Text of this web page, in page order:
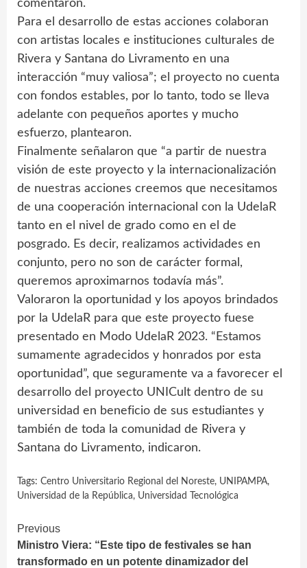
comentaron.
Para el desarrollo de estas acciones colaboran
con artistas locales e instituciones culturales de
Rivera y Santana do Livramento en una
interacción “muy valiosa”; el proyecto no cuenta
con fondos estables, por lo tanto, todo se lleva
adelante con pequeños aportes y mucho
esfuerzo, plantearon.
Finalmente señalaron que “a partir de nuestra
visión de este proyecto y la internacionalización
de nuestras acciones creemos que necesitamos
de una cooperación internacional con la UdelaR
tanto en el nivel de grado como en el de
posgrado. Es decir, realizamos actividades en
conjunto, pero no son de carácter formal,
queremos aproximarnos todavía más”.
Valoraron la oportunidad y los apoyos brindados
por la UdelaR para que este proyecto fuese
presentado en Modo UdelaR 2023. “Estamos
sumamente agradecidos y honrados por esta
oportunidad”, que seguramente va a favorecer el
desarrollo del proyecto UNICult dentro de su
universidad en beneficio de sus estudiantes y
también de toda la comunidad de Rivera y
Santana do Livramento, indicaron.
Tags: Centro Universitario Regional del Noreste, UNIPAMPA,
Universidad de la República, Universidad Tecnológica
Continue
Reading
Previous
Ministro Viera: “Este tipo de festivales se han
transformado en un potente dinamizador del